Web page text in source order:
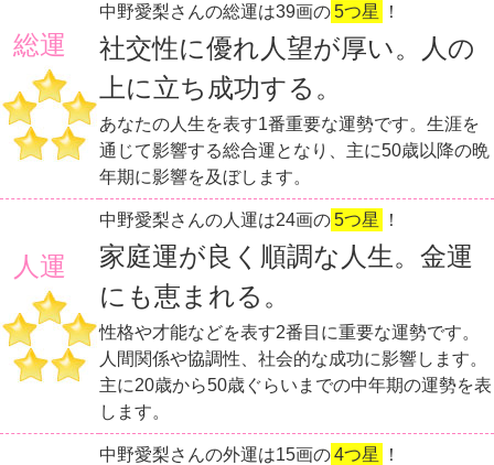
総運
中野愛梨さんの総運は39画の5つ星 ！
社交性に優れ人望が厚い。人の
上に立ち成功する。
あなたの人生を表す1番重要な運勢です。生涯を
通じて影響する総合運となり、主に50歳以降の晩
年期に影響を及ぼします。
人運
中野愛梨さんの人運は24画の5つ星 ！
家庭運が良く順調な人生。金運
にも恵まれる。
性格や才能などを表す2番目に重要な運勢です。
人間関係や協調性、社会的な成功に影響します。
主に20歳から50歳ぐらいまでの中年期の運勢を表
します。
中野愛梨さんの外運は15画の4つ星 ！